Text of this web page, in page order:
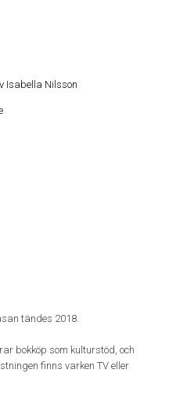
Isabella Nilsson
tändes 2018.
bokköp som kulturstöd, och
finns varken TV eller